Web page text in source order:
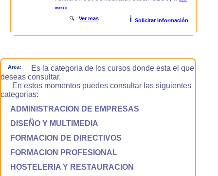
mas>>
🔍Ver mas i Solicitar Información
Area:
Es la categoria de los cursos donde esta el que
deseas consultar.
En estos momentos puedes consultar las siguientes
categorias:
ADMINISTRACION DE EMPRESAS
DISEÑO Y MULTIMEDIA
FORMACION DE DIRECTIVOS
FORMACION PROFESIONAL
HOSTELERIA Y RESTAURACION